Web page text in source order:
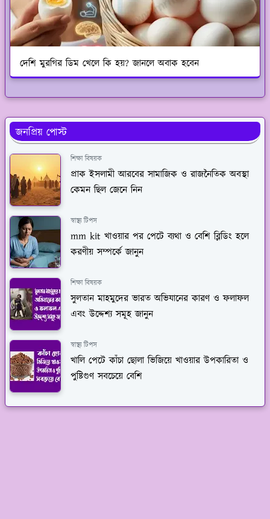
দেশি মুরগির ডিম খেলে কি হয়? জানলে অবাক হবেন
জনপ্রিয় পোস্ট
শিক্ষা বিষয়ক
প্রাক ইসলামী আরবের সামাজিক ও রাজনৈতিক অবস্থা
কেমন ছিল জেনে নিন
স্বাস্থ্য টিপস
mm kit খাওয়ার পর পেটে ব্যথা ও বেশি ব্লিডিং হলে
করণীয় সম্পর্কে জানুন
শিক্ষা বিষয়ক
সুলতান মাহমুদের ভারত অভিযানের কারণ ও ফলাফল
এবং উদ্দেশ্য সমূহ জানুন
স্বাস্থ্য টিপস
খালি পেটে কাঁচা ছোলা ভিজিয়ে খাওয়ার উপকারিতা ও
পুষ্টিগুণ সবচেয়ে বেশি